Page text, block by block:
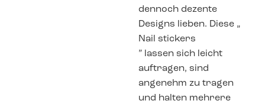
dennoch dezente
Designs lieben. Diese „
Nail stickers
” lassen sich leicht
auftragen, sind
angenehm zu tragen
und halten mehrere